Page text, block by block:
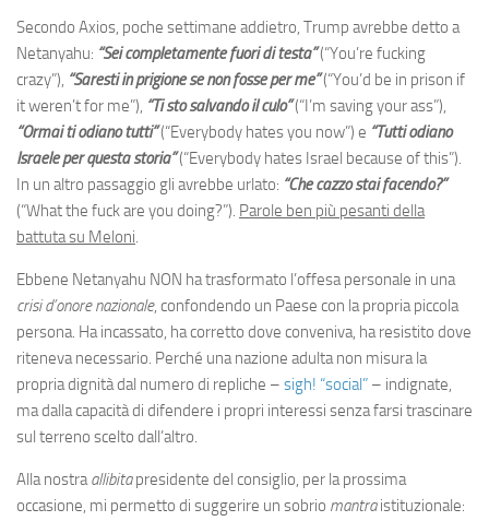
Secondo Axios, poche settimane addietro, Trump avrebbe detto a
Netanyahu: “Sei completamente fuori di testa”(“You’re fucking
crazy”), “Saresti in prigione se non fosse per me”(“You’d be in prison if
it weren’t for me”), “Ti sto salvando il culo”(“I’m saving your ass”),
“Ormai ti odiano tutti”(“Everybody hates you now”) e “Tutti odiano
Israele per questa storia”(“Everybody hates Israel because of this”).
In un altro passaggio gli avrebbe urlato: “Che cazzo stai facendo?”
(“What the fuck are you doing?”). Parole ben più pesanti della
battuta su Meloni.
Ebbene Netanyahu NON ha trasformato l’offesa personale in una
crisi d’onore nazionale, confondendo un Paese con la propria piccola
persona. Ha incassato, ha corretto dove conveniva, ha resistito dove
riteneva necessario. Perché una nazione adulta non misura la
propria dignità dal numero di repliche – sigh! “social” – indignate,
ma dalla capacità di difendere i propri interessi senza farsi trascinare
sul terreno scelto dall’altro.
Alla nostraallibitapresidente del consiglio, per la prossima
occasione, mi permetto di suggerire un sobrio mantraistituzionale: